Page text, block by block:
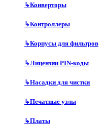
↳Конверторы
↳Контроллеры
↳Корпусы для фильтров
↳Лицензии PIN-коды
↳Насадки для чистки
↳Печатные узлы
↳Платы